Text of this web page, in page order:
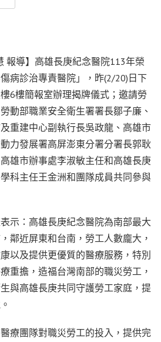
報導】高雄長庚紀念醫院113年榮
病診治專責醫院」，昨(2/20)日下
6樓簡報室辦理揭牌儀式；邀請勞
動部職業安全衛生署署長鄒子廉、
重建中心副執行長吳政龍、高雄市
力發展署高屏澎東分署分署長郭耿
雄市辦事處李淑敏主任和高雄長庚
科主任王金洲和團隊成員共同參與
示：高雄長庚紀念醫院為南部最大
鄰近屏東和台南，勞工人數龐大，
以及提供更優質的醫療服務，特別
重擔，造福台灣南部的職災勞工，
與高雄長庚共同守護勞工家庭，提
療團隊對職災勞工的投入，提供完